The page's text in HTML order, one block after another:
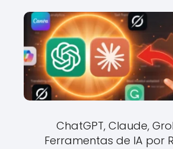
ChatGPT, Claude,
Ferramentas de IA por